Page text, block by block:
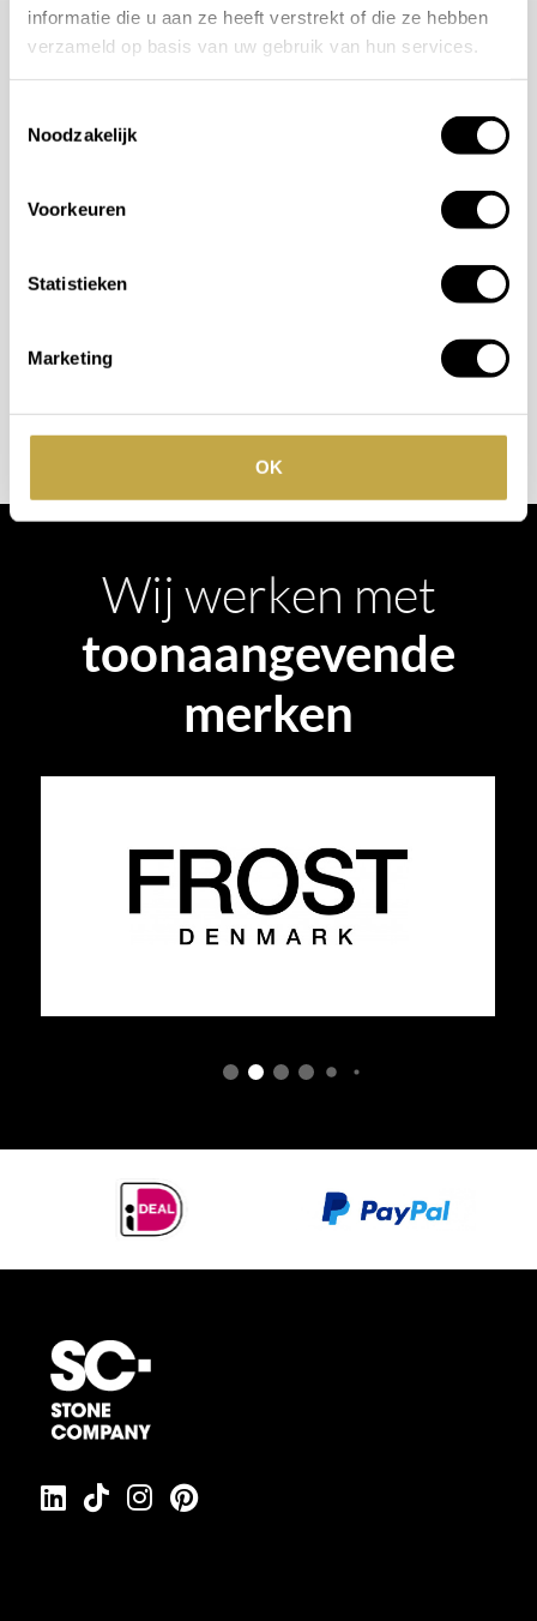
informatie die u aan ze heeft verstrekt of die ze hebben
verzameld op basis van uw gebruik van hun services.
Noodzakelijk
Voorkeuren
Statistieken
Marketing
OK
Mogelijkheden
Wilt u ook iedere dag genieten van een luxe badkamer?
Wij werken met
toonaangevende
merken